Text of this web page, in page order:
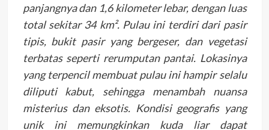
panjangnya dan 1,6 kilometer lebar, dengan luas
total sekitar 34 km². Pulau ini terdiri dari pasir
tipis, bukit pasir yang bergeser, dan vegetasi
terbatas seperti rerumputan pantai. Lokasinya
yang terpencil membuat pulau ini hampir selalu
diliputi kabut, sehingga menambah nuansa
misterius dan eksotis. Kondisi geografis yang
unik ini memungkinkan kuda liar dapat